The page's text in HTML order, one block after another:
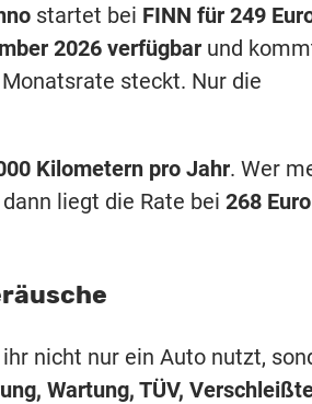
startet bei FINN für 249
2026 verfügbar und
steckt. Nur die
Kilometern pro Jahr. Wer
liegt die Rate bei 268 Euro
nicht nur ein Auto nutzt,
Wartung, TÜV,